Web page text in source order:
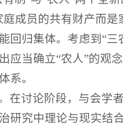
成员的共有财产而是
回归集体。考虑到“三
应当确立“农人”的观
系。
在讨论阶段，与会学
研究中理论与现实结